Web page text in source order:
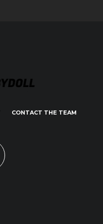
CONTACT THE TEAM